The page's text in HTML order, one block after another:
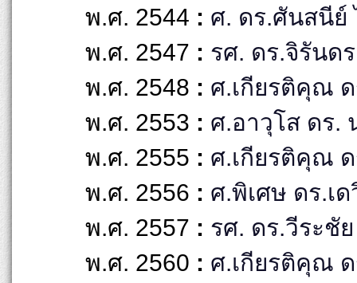
พ.ศ. 2544 : ศ. ดร.ศันสนีย์
พ.ศ. 2547 : รศ. ดร.จิรันด
พ.ศ. 2548 : ศ.เกียรติคุณ
พ.ศ. 2553 : ศ.อาวุโส ดร.
พ.ศ. 2555 : ศ.เกียรติคุณ
พ.ศ. 2556 : ศ.พิเศษ ดร.เ
พ.ศ. 2557 : รศ. ดร.วีระชั
พ.ศ. 2560 : ศ.เกียรติคุณ